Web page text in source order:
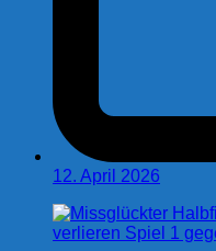
12. April 2026